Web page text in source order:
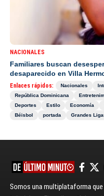
NACIONALES
Familiares buscan
desaparecido en Villa
Enlaces rápidos: Nacionales
República Dominicana
Deportes
Estilo Economía
Béisbol
portada Grandes
Somos una multiplataforma